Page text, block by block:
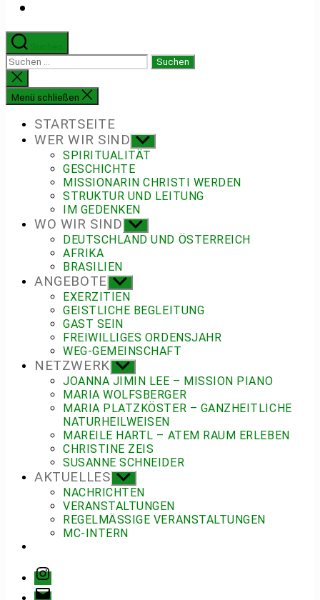
Suchen
nach:
Suche
schließen
Menü schließen
STARTSEITE
WER WIR SIND Untermenü
anzeigen
SPIRITUALITÄT
GESCHICHTE
MISSIONARIN CHRISTI WERDEN
STRUKTUR UND LEITUNG
IM GEDENKEN
WO WIR SIND
Untermenü
anzeigen
DEUTSCHLAND UND ÖSTERREICH
AFRIKA
BRASILIEN
ANGEBOTE Untermenü
anzeigen
EXERZITIEN
GEISTLICHE BEGLEITUNG
GAST SEIN
FREIWILLIGES ORDENSJAHR
WEG-GEMEINSCHAFT
NETZWERK Untermenü
anzeigen
JOANNA JIMIN LEE – MISSION PIANO
MARIA WOLFSBERGER
MARIA PLATZKÖSTER – GANZHEITLICHE
NATURHEILWEISEN
MAREILE HARTL – ATEM RAUM ERLEBEN
CHRISTINE ZEIS
SUSANNE SCHNEIDER
AKTUELLES Untermenü
anzeigen
NACHRICHTEN
VERANSTALTUNGEN
REGELMÄSSIGE VERANSTALTUNGEN
MC-INTERN
Instagram
E-